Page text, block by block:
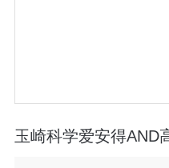
玉崎科学爱安得AND